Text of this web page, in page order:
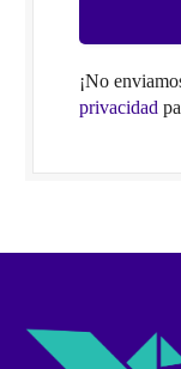
¡No
privacidad